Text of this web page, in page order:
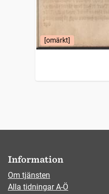
[omärkt]
Information
Om tjänsten
Alla tidningar A-Ö